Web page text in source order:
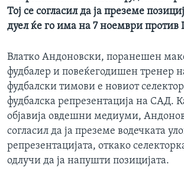
Тој се согласил да ја преземе
дуел ќе го има на 7 ноември против
Влатко Андоновски, поранешен
фудбалер и повеќегодишен тренер
фудбалски тимови е новиот
фудбалска репрезентација на САД.
објавија овдешни медиуми,
согласил да ја преземе водечката
репрезентацијата, откако
одлучи да ја напушти позицијата.